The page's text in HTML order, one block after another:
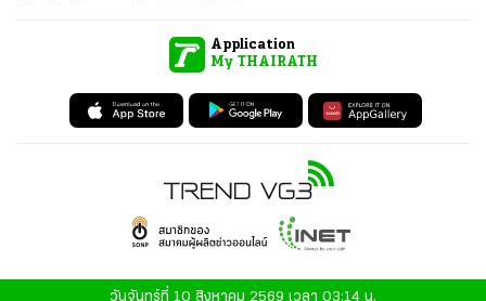
Application
My THAIRATH
วันจันทร์ที่ 10 สิงหาคม 2569 เวลา 03:14 น.